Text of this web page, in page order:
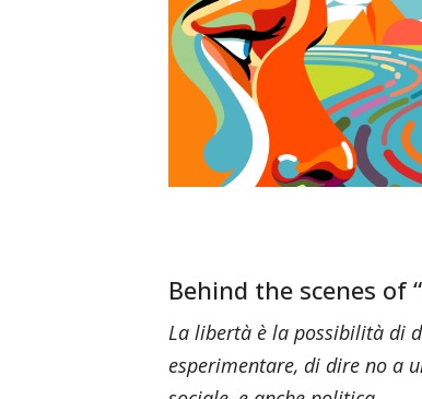
Behind the scenes of
La libertà è la possibilità di
esperimentare, di dire no a